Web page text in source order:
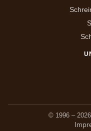
© 1996 –